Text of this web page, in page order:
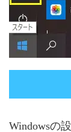
Windowsの